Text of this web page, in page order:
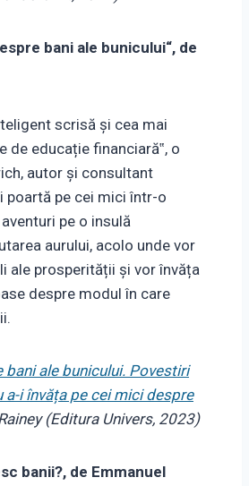
bani ale bunicului“, de
scrisă și cea mai
de educație financiară‟, o
autor și consultant
poartă pe cei mici într-o
pe o insulă
aurului, acolo unde vor
ale prosperității și vor învăța
despre modul în care
bani ale bunicului. Povestiri
i învăța pe cei mici despre
(Editura Univers, 2023)
banii?, de Emmanuel